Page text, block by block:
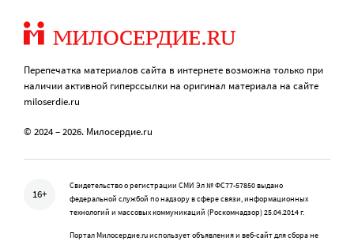
Перепечатка материалов сайта в интернете возможна только при
наличии активной гиперссылки на оригинал материала на сайте
miloserdie.ru
© 2024 – 2026. Милосердие.ru
16+
Свидетельство о регистрации СМИ Эл № ФС77-57850 выдано
федеральной службой по надзору в сфере связи, информационных
технологий и массовых коммуникаций (Роскомнадзор) 25.04.2014 г.
Портал Милосердие.ru использует объявления и веб-сайт для сбора не